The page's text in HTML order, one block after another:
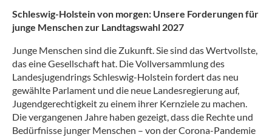
Schleswig-Holstein von morgen: Unsere Forderungen für
junge Menschen zur Landtagswahl 2027
Junge Menschen sind die Zukunft. Sie sind das Wertvollste,
das eine Gesellschaft hat. Die Vollversammlung des
Landesjugendrings Schleswig-Holstein fordert das neu
gewählte Parlament und die neue Landesregierung auf,
Jugendgerechtigkeit zu einem ihrer Kernziele zu machen.
Die vergangenen Jahre haben gezeigt, dass die Rechte und
Bedürfnisse junger Menschen – von der Corona-Pandemie